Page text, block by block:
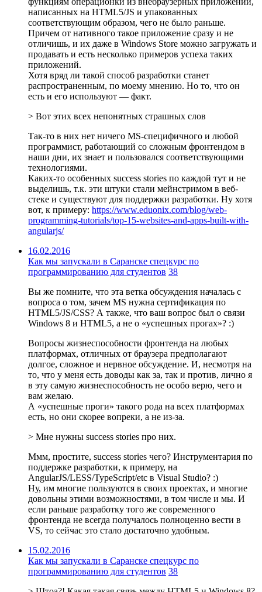
написанных на HTML5/JS и упакованных
соответствующим образом, чего не было раньше.
Причем от нативного такое приложение сразу и не
отличишь, и их даже в Windows Store можно загружать и
продавать и есть несколько примеров успеха таких
приложений.
Хотя вряд ли такой способ разработки станет
распространенным, по моему мнению. Но то, что он
есть и его используют — факт.
> Вот этих всех непонятных страшных слов
Так-то в них нет ничего MS-специфичного и любой
программист, работающий со сложным фронтендом в
наши дни, их знает и пользовался соответствующими
технологиями.
Каких-то особенных success stories по каждой тут и не
выделишь, т.к. эти штуки стали мейнстримом в веб-
стеке и существуют для поддержки разработки. Ну хотя
вот, к примеру: https://www.eduonix.com/blog/web-
programming-tutorials/top-15-websites-and-apps-built-with-
angularjs/
16.02.2016
Как мы запускали в Саранске спецкурс по
программированию для студентов 38
Вы же помните, что эта ветка обсуждения началась с
вопроса о том, зачем MS нужна сертификация по
HTML5/JS/CSS? А также, что ваш вопрос был о связи
Windows 8 и HTML5, а не о «успешных прогах»? :)
Вопросы жизнеспособности фронтенда на любых
платформах, отличных от браузера предполагают
долгое, сложное и нервное обсуждение. И, несмотря на
то, что у меня есть доводы как за, так и против, лично я
в эту самую жизнеспособность не особо верю, чего и
вам желаю.
А «успешные проги» такого рода на всех платформах
есть, но они скорее вопреки, а не из-за.
> Мне нужны success stories про них.
Ммм, простите, success stories чего? Инструментария по
поддержке разработки, к примеру, на
AngularJS/LESS/TypeScript/etc в Visual Studio? :)
Ну, им многие пользуются в своих проектах, и многие
довольны этими возможностями, в том числе и мы. И
если раньше разработку того же современного
фронтенда не всегда получалось полноценно вести в
VS, то сейчас это стало достаточно удобным.
15.02.2016
Как мы запускали в Саранске спецкурс по
программированию для студентов 38